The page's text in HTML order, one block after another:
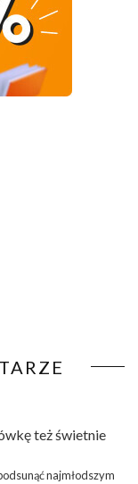
też świetnie
najmłodszym